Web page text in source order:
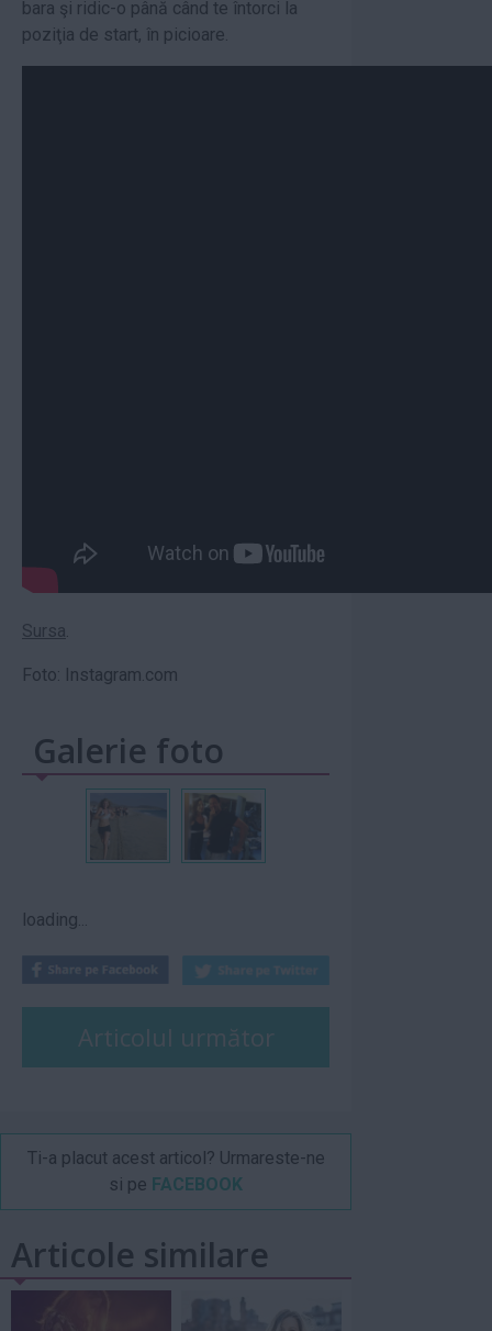
bara şi ridic-o până când te întorci la
poziţia de start, în picioare.
Sursa
Foto: Instagram.com
Galerie foto
loading...
Articolul următor
Ti-a placut acest articol? Urmareste-ne
si pe FACEBOOK
Articole similare